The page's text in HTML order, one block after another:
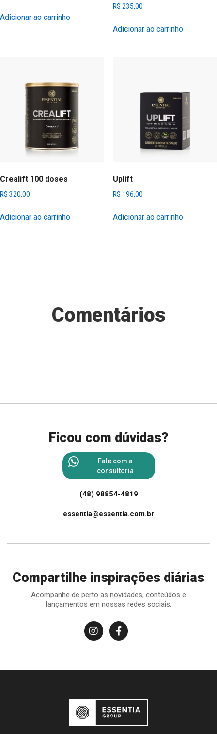
Adicionar ao carrinho
R$ 235,00
Adicionar ao carrinho
Crealift 100 doses
R$ 320,00
Adicionar ao carrinho
Uplift
R$ 196,00
Adicionar ao carrinho
Comentários
Ficou com dúvidas?
Fale com a
consultoria
(48) 98854-4819
essentia@essentia.com.br
Compartilhe inspirações diárias
Acompanhe de perto as novidades, conteúdos e
lançamentos em nossas redes sociais.